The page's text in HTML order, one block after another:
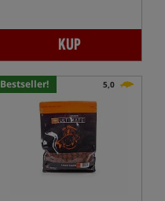
KUP
Bestseller! 5,0